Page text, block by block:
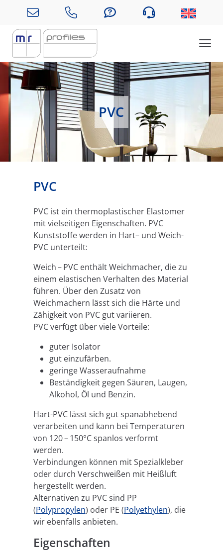
PVC
PVC
PVC ist ein thermoplastischer Elastomer
mit vielseitigen Eigenschaften. PVC
Kunststoffe werden in Hart– und Weich-
PVC unterteilt:
Weich – PVC enthält Weichmacher, die zu
einem elastischen Verhalten des Material
führen. Über den Zusatz von
Weichmachern lässt sich die Härte und
Zähigkeit von PVC gut variieren.
PVC verfügt über viele Vorteile:
guter Isolator
gut einzufärben.
geringe Wasseraufnahme
Beständigkeit gegen Säuren, Laugen,
Alkohol, Öl und Benzin.
Hart-PVC lässt sich gut spanabhebend
verarbeiten und kann bei Temperaturen
von 120 – 150°C spanlos verformt
werden.
Verbindungen können mit Spezialkleber
oder durch Verschweißen mit Heißluft
hergestellt werden.
Alternativen zu PVC sind PP
(Polypropylen) oder PE (Polyethylen), die
wir ebenfalls anbieten.
Eigenschaften